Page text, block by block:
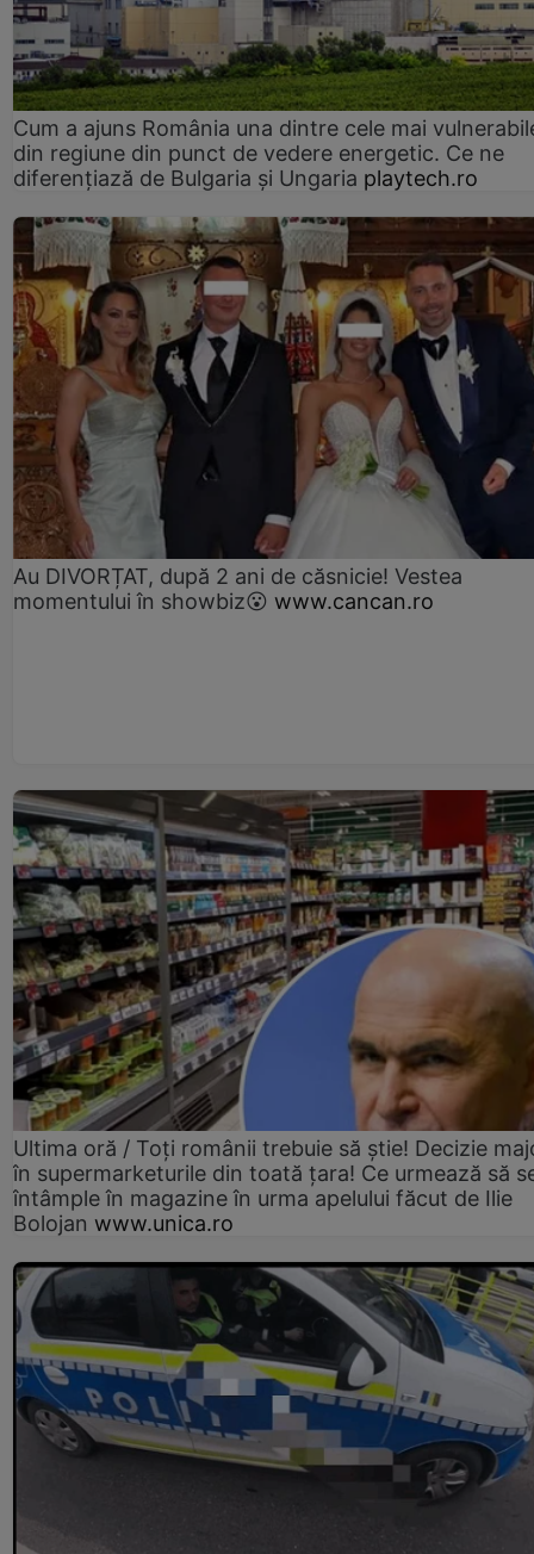
Cum a ajuns România una dintre cele mai
din regiune din punct de vedere energetic. Ce ne
diferențiază de Bulgaria și Ungaria playtech.ro
Au DIVORȚAT, după 2 ani de căsnicie! Vestea
momentului în showbiz😮 www.cancan.ro
Ultima oră / Toți românii trebuie să știe! Decizie
în supermarketurile din toată țara! Ce urmează să
întâmple în magazine în urma apelului făcut de Ilie
Bolojan www.unica.ro